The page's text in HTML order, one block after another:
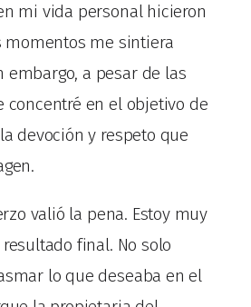
mi vida personal hicieron
momentos me sintiera
embargo, a pesar de las
concentré en el objetivo de
devoción y respeto que
valió la pena. Estoy muy
final. No solo
lo que deseaba en el